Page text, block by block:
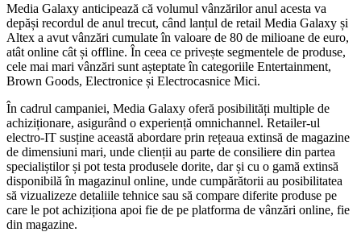
Media Galaxy anticipează că volumul vânzărilor anul acesta va
depăși recordul de anul trecut, când lanțul de retail Media Galaxy și
Altex a avut vânzări cumulate în valoare de 80 de milioane de euro,
atât online cât și offline. În ceea ce privește segmentele de produse,
cele mai mari vânzări sunt așteptate în categoriile Entertainment,
Brown Goods, Electronice și Electrocasnice Mici.
În cadrul campaniei, Media Galaxy oferă posibilități multiple de
achiziționare, asigurând o experiență omnichannel. Retailer-ul
electro-IT susține această abordare prin rețeaua extinsă de magazine
de dimensiuni mari, unde clienții au parte de consiliere din partea
specialiștilor și pot testa produsele dorite, dar și cu o gamă extinsă
disponibilă în magazinul online, unde cumpărătorii au posibilitatea
să vizualizeze detaliile tehnice sau să compare diferite produse pe
care le pot achiziționa apoi fie de pe platforma de vânzări online, fie
din magazine.